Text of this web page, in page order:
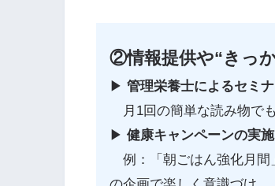
②情報提供や“きっ
▶︎管理栄養士によるセミ
月1回の簡単な読み物で
▶︎健康キャンペーンの実施
例：「朝ごはん強化月間